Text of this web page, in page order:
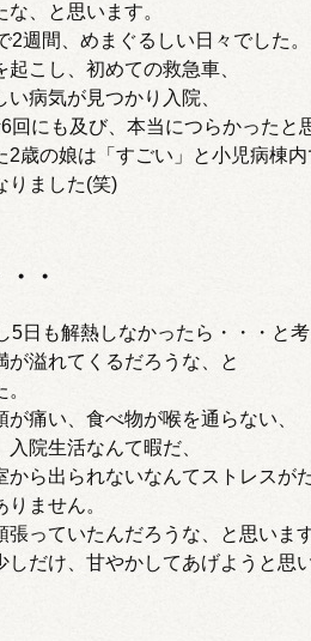
、と思います。
週間、めまぐるしい日々でした。
こし、初めての救急車、
病気が見つかり入院、
回にも及び、本当につらかったと
2歳の娘は「すごい」と小児病棟内
りました(笑)
・
5日も解熱しなかったら・・・と
が溢れてくるだろうな、と
痛い、食べ物が喉を通らない、
院生活なんて暇だ、
から出られないなんてストレスが
ません。
張っていたんだろうな、と思いま
しだけ、甘やかしてあげようと思